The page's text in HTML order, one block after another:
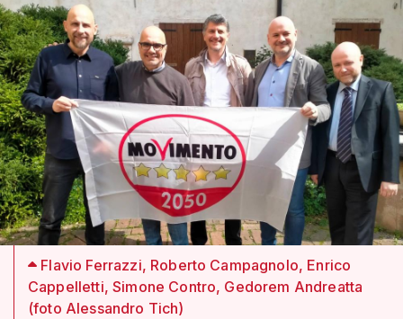
Flavio Ferrazzi, Roberto Campagnolo, Enrico
Cappelletti, Simone Contro, Gedorem Andreatta
(foto Alessandro Tich)